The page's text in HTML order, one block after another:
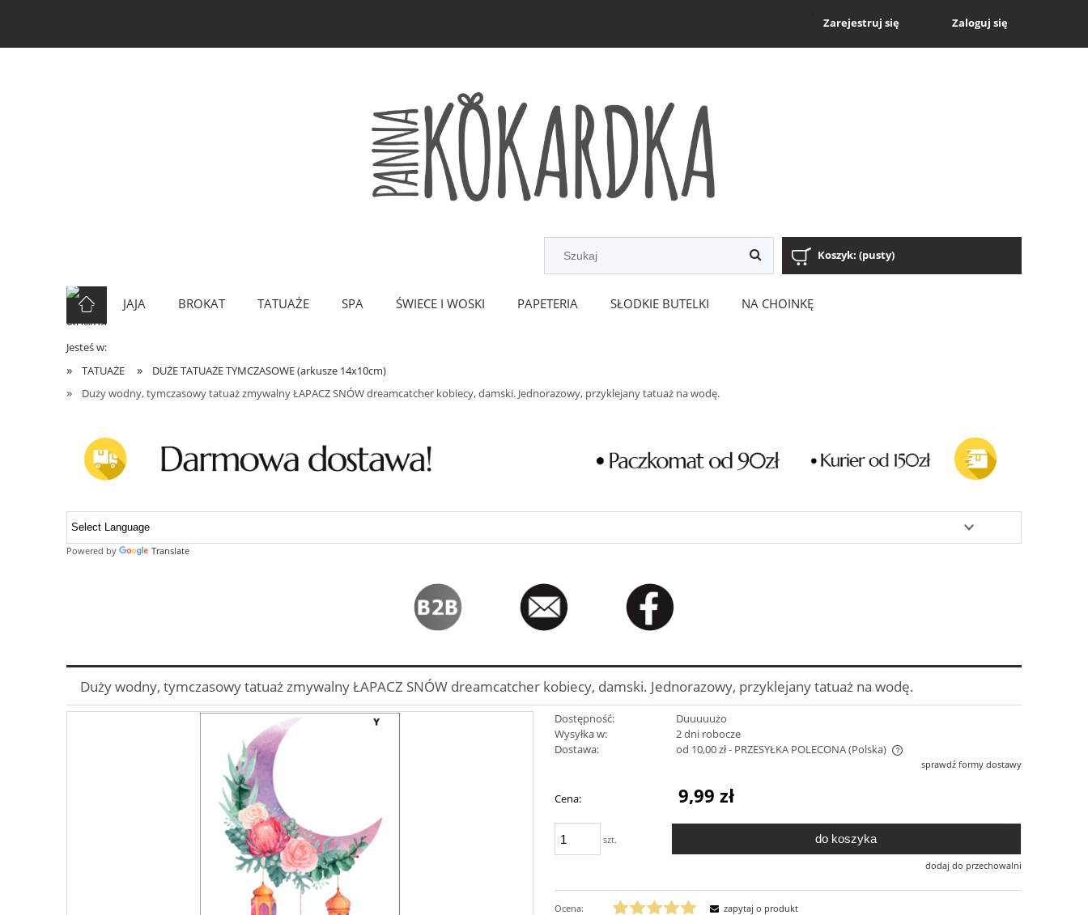
Zarejestruj się Zaloguj się
Koszyk: (pusty)
JAJA BROKAT TATUAŻE SPA ŚWIECE I WOSKI PAPETERIA SŁODKIE BUTELKI NA CHOINKĘ
Jesteś w:
» TATUAŻE » DUŻE TATUAŻE TYMCZASOWE (arkusze 14x10cm)
» Duży wodny, tymczasowy tatuaż zmywalny ŁAPACZ SNÓW dreamcatcher kobiecy, damski. Jednorazowy, przyklejany tatuaż na wodę.
Powered by Translate
Duży wodny, tymczasowy tatuaż zmywalny ŁAPACZ SNÓW dreamcatcher kobiecy, damski. Jednorazowy, przyklejany tatuaż na wodę.
Dostępność:
Duuuuużo
Wysyłka w:
2 dni robocze
Dostawa:
od 10,00 zł- PRZESYŁKA POLECONA(Polska)
płatności
sprawdź formy dostawy
Cena: 9,99 zł
szt. do koszyka
dodaj do przechowalni
Ocena:
zapytaj o produkt